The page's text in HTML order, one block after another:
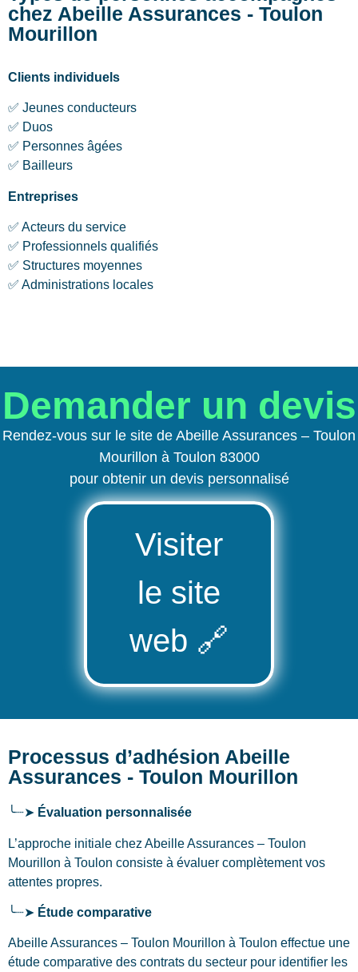
chez Abeille Assurances - Toulon
Mourillon
Clients individuels
✅ Jeunes conducteurs
✅ Duos
✅ Personnes âgées
✅ Bailleurs
Entreprises
✅ Acteurs du service
✅ Professionnels qualifiés
✅ Structures moyennes
✅ Administrations locales
Demander un devis
Rendez-vous sur le site de Abeille Assurances – Toulon
Mourillon à Toulon 83000
pour obtenir un devis personnalisé
Visiter
le site
web 🔗
Processus d’adhésion Abeille
Assurances - Toulon Mourillon
╰┈➤ Évaluation personnalisée
L’approche initiale chez Abeille Assurances – Toulon
Mourillon à Toulon consiste à évaluer complètement vos
attentes propres.
╰┈➤ Étude comparative
Abeille Assurances – Toulon Mourillon à Toulon effectue une
étude comparative des contrats du secteur pour identifier les